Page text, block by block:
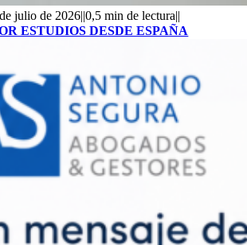
julio de 2026||0,5 min de lectura||
ESTUDIOS DESDE ESPAÑA